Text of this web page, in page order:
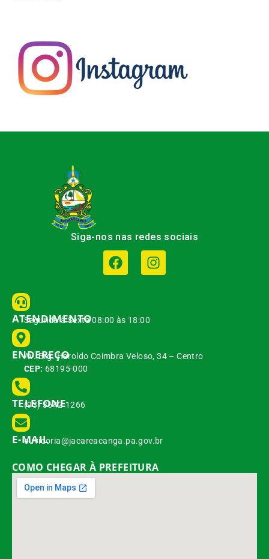
Siga-nos nas redes sociais
ATENDIMENTO
Segunda à Sexta 08:00 às 18:00
ENDEREÇO
Av. Brg. Haroldo Coimbra Veloso, 34 – Centro
CEP: 68195-000
TELEFONE
(93) 3542-1266
E-MAIL
ouvidoria@jacareacanga.pa.gov.br
COMO CHEGAR À PREFEITURA